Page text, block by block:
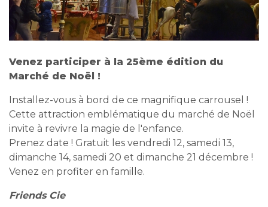
Venez participer à la 25ème édition du
Marché de Noël !
Installez-vous à bord de ce magnifique carrousel !
Cette attraction emblématique du marché de Noël
invite à revivre la magie de l'enfance.
Prenez date ! Gratuit les vendredi 12, samedi 13,
dimanche 14, samedi 20 et dimanche 21 décembre !
Venez en profiter en famille.
Friends Cie